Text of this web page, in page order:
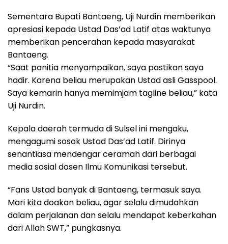
Sementara Bupati Bantaeng, Uji Nurdin memberikan
apresiasi kepada Ustad Das’ad Latif atas waktunya
memberikan pencerahan kepada masyarakat
Bantaeng.
“Saat panitia menyampaikan, saya pastikan saya
hadir. Karena beliau merupakan Ustad asli Gasspool.
Saya kemarin hanya memimjam tagline beliau,” kata
Uji Nurdin.
Kepala daerah termuda di Sulsel ini mengaku,
mengagumi sosok Ustad Das’ad Latif. Dirinya
senantiasa mendengar ceramah dari berbagai
media sosial dosen Ilmu Komunikasi tersebut.
“Fans Ustad banyak di Bantaeng, termasuk saya.
Mari kita doakan beliau, agar selalu dimudahkan
dalam perjalanan dan selalu mendapat keberkahan
dari Allah SWT,” pungkasnya.